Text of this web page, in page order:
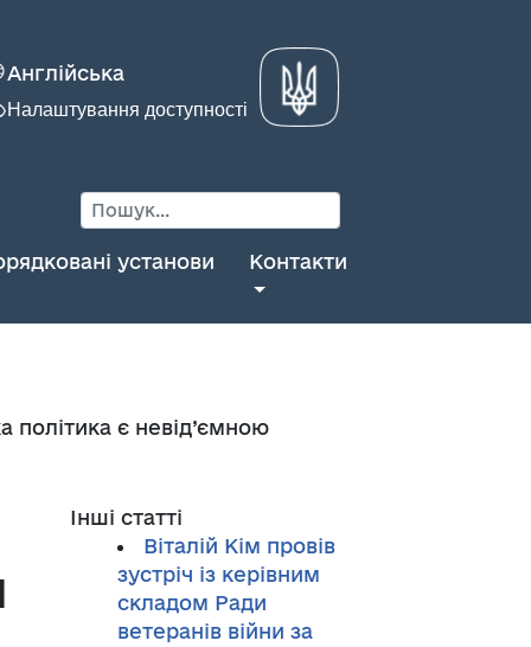
Англійська
Налаштування доступності
установи Контакти
політика є невід’ємною
Інші статті
Віталій Кім провів
зустріч із керівним
складом Ради
ветеранів війни за